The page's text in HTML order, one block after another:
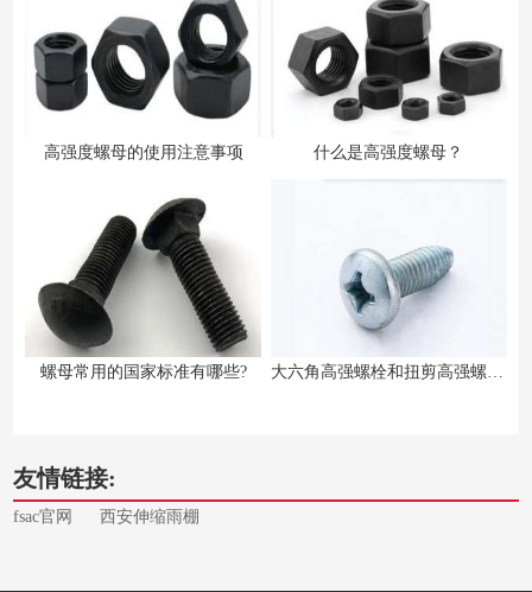
高强度螺母的使用注意事项 什么是高强度螺母？
螺母常用的国家标准有哪些? 大六角高强螺栓和扭剪高强螺栓的区别
友情链接:
fsac官网 西安伸缩雨棚